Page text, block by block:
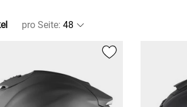
pro Seite: